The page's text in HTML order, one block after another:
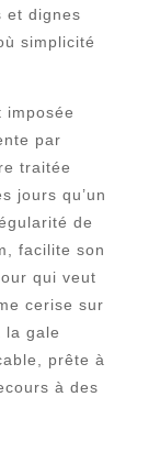
et dignes
simplicité
imposée
par
traitée
jours qu’un
de
facilite son
qui veut
cerise sur
la gale
prête à
à des